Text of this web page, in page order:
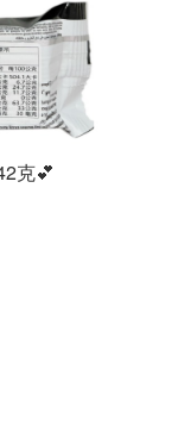
克💕